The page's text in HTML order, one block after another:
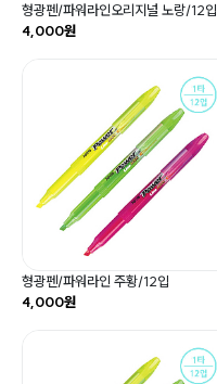
형광펜/파워라인오리지널 노랑/12입
4,000원
형광펜/파워라인 주황/12입
4,000원